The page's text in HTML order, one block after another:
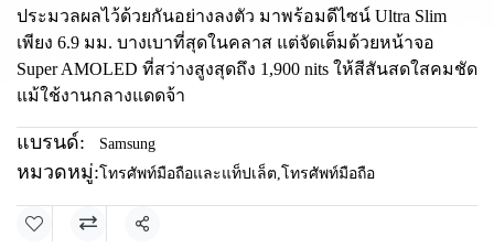
ประมวลผลไว้ด้วยกันอย่างลงตัว มาพร้อมดีไซน์ Ultra Slim
เพียง 6.9 มม. บางเบาที่สุดในคลาส แต่จัดเต็มด้วยหน้าจอ
Super AMOLED ที่สว่างสูงสุดถึง 1,900 nits ให้สีสันสดใสคมชัด
แม้ใช้งานกลางแดดจ้า
แบรนด์: Samsung
หมวดหมู่: โทรศัพท์มือถือและแท็ปเล็ต, โทรศัพท์มือถือ
แชร์